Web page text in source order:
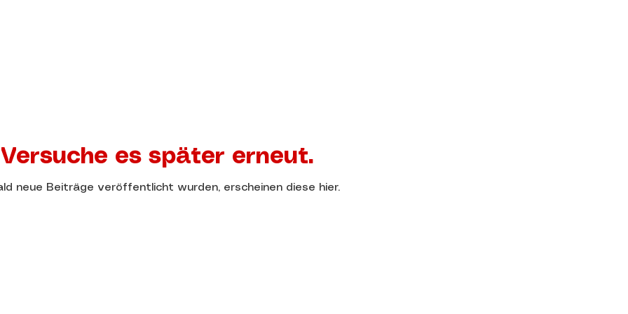
Versuche es später erneut.
neue Beiträge veröffentlicht wurden, erscheinen diese hier.